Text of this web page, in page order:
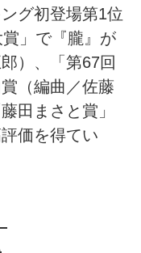
グ初登場第1位
」で『朧』が
）、「第67回
（編曲／佐藤
田まさと賞」
価を得てい